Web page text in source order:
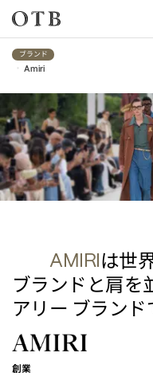
Skip to main content
ブランド
• Amiri
Amiri
AMIRIは世
ブランドと肩を
アリー ブランド
創業